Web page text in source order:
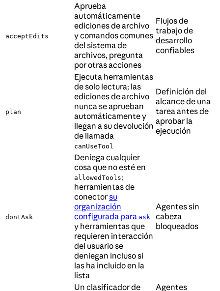
acceptEdits
Aprueba
automáticamente
ediciones de archivo
y comandos comunes
del sistema de
archivos, pregunta
por otras acciones
Flujos de
trabajo de
desarrollo
confiables
plan
Ejecuta herramientas
de solo lectura; las
ediciones de archivo
nunca se aprueban
automáticamente y
llegan a su devolución
de llamada
canUseTool
Definición del
alcance de una
tarea antes de
aprobar la
ejecución
dontAsk
Deniega cualquier
cosa que no esté en
allowedTools;
herramientas de
conectorsu
organización
configurada para ask
y herramientas que
requieren interacción
del usuario se
deniegan incluso si
las ha incluido en la
lista
Agentes sin
cabeza
bloqueados
Un clasificador de
Agentes